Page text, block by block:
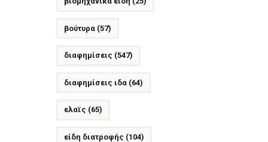
βούτυρα(57)
διαφημίσεις (547)
διαφημίσεις ιδα(64)
ελαϊς (65)
είδη διατροφής (104)